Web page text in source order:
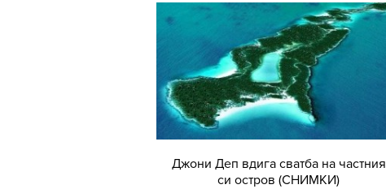
Джони Деп вдига сватба на частния
си остров (СНИМКИ)